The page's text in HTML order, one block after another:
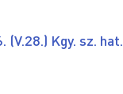
(V.28.) Kgy. sz. hat.